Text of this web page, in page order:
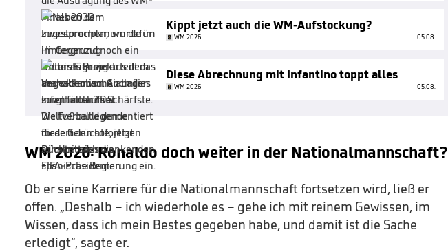
Kippt jetzt auch die WM-Aufstockung?
WM 2026 05.08.
Diese Abrechnung mit Infantino toppt alles
WM 2026 05.08.
WM 2026: Ronaldo doch weiter in der Nationalmannschaft?
Ob er seine Karriere für die Nationalmannschaft fortsetzen wird, ließ er
offen. „Deshalb – ich wiederhole es – gehe ich mit reinem Gewissen, im
Wissen, dass ich mein Bestes gegeben habe, und damit ist die Sache
erledigt“, sagte er.